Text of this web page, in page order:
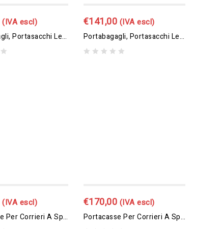
(IVA escl)
Portabagagli, Portasacchi Leggero Con Pedana Ribaltabile
€141,00 (IVA escl)
Portabagagli, Portasacchi Leggero Con Pedana Ribaltabile Ruote Pneumatiche
(IVA escl)
Portacasse Per Corrieri A Spalla Curva
€170,00 (IVA escl)
Portacasse Per Corrieri A Spalla Curva Con Ruote Antiforatura